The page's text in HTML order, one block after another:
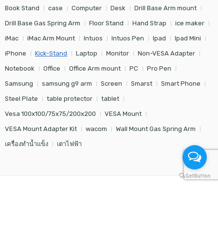
Book Stand case Computer Desk Drill Base Arm mount
Drill Base Gas Spring Arm Floor Stand Hand Strap ice maker
iMac iMac Arm Mount Intuos Intuos Pen Ipad Ipad Mini
iPhone Kick-Stand Laptop Monitor Non-VESA Adapter
Notebook Office Office Arm mount PC Pro Pen
Samsung samsung g9 arm Screen Smarst Smart Phone
Steel Plate table protector tablet
Vesa 100x100/75x75/200x200 VESA Mount
VESA Mount Adapter Kit wacom Wall Mount Gas Spring Arm
เครื่องทำน้ำแข็ง เตาไฟฟ้า